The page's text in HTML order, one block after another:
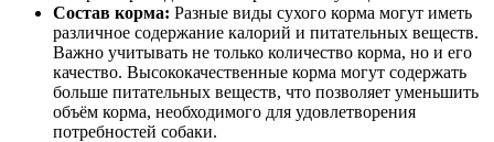
Состав корма: Разные виды сухого корма могут иметь
различное содержание калорий и питательных веществ.
Важно учитывать не только количество корма, но и его
качество. Высококачественные корма могут содержать
больше питательных веществ, что позволяет уменьшить
объём корма, необходимого для удовлетворения
потребностей собаки.